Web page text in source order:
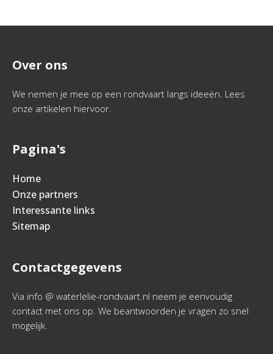
Over ons
We nemen je mee op een rondvaart langs ideeën. Lees
onze artikelen hiervoor.
Pagina's
Home
Onze partners
Interessante links
Sitemap
Contactgegevens
Via info @ waterlelie-rondvaart.nl neem je eenvoudig
contact met ons op. We beantwoorden je vragen zo snel
mogelijk.